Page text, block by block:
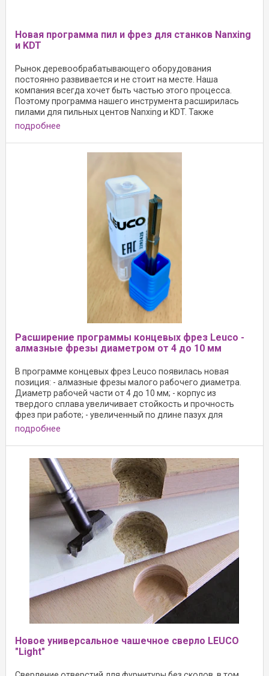
Новая программа пил и фрез для станков Nanxing
и KDT
Рынок деревообрабатывающего оборудования
постоянно развивается и не стоит на месте. Наша
компания всегда хочет быть частью этого процесса.
Поэтому программа нашего инструмента расширилась
пилами для пильных центов Nanxing и KDT. Также
программа
подробнее
Расширение программы концевых фрез Leuco -
алмазные фрезы диаметром от 4 до 10 мм
В программе концевых фрез Leuco появилась новая
позиция: - алмазные фрезы малого рабочего диаметра.
Диаметр рабочей части от 4 до 10 мм; - корпус из
твердого сплава увеличивает стойкость и прочность
фрез при работе; - увеличенный по длине пазух для
подробнее
Новое универсальное чашечное сверло LEUCO
"Light"